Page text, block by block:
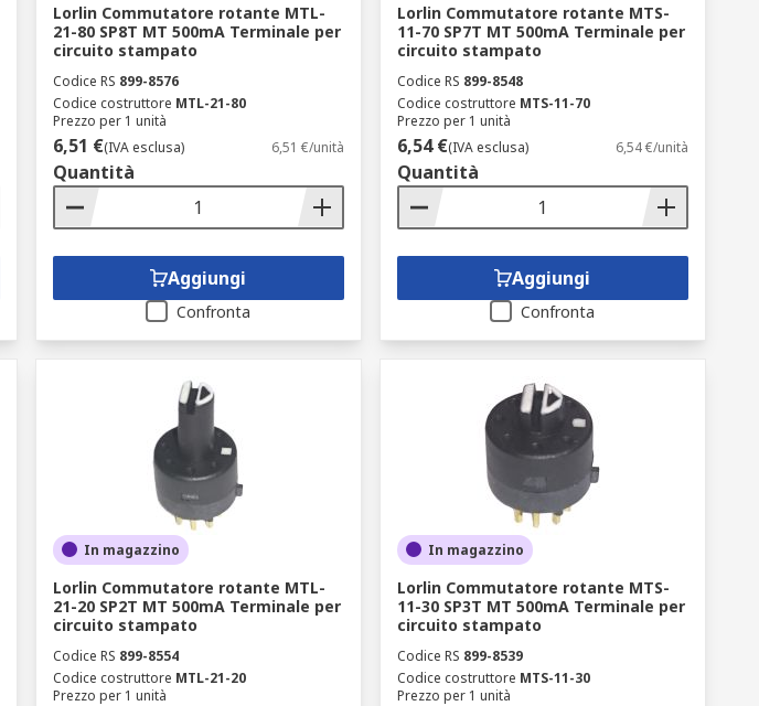
Lorlin Commutatore rotante MTL-
21-80 SP8T MT 500mA Terminale per
circuito stampato
Codice RS 899-8576
Codice costruttore MTL-21-80
Prezzo per 1 unità
6,51 €(IVA esclusa) 6,51 €/unità
Quantità
Aggiungi
Confronta
Lorlin Commutatore rotante MTS-
11-70 SP7T MT 500mA Terminale per
circuito stampato
Codice RS 899-8548
Codice costruttore MTS-11-70
Prezzo per 1 unità
6,54 €(IVA esclusa) 6,54 €/unità
Quantità
Aggiungi
Confronta
In magazzino
Lorlin Commutatore rotante MTL-
21-20 SP2T MT 500mA Terminale per
circuito stampato
Codice RS 899-8554
Codice costruttore MTL-21-20
Prezzo per 1 unità
In magazzino
Lorlin Commutatore rotante MTS-
11-30 SP3T MT 500mA Terminale per
circuito stampato
Codice RS 899-8539
Codice costruttore MTS-11-30
Prezzo per 1 unità